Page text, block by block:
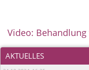
Video:
AKTUELLES